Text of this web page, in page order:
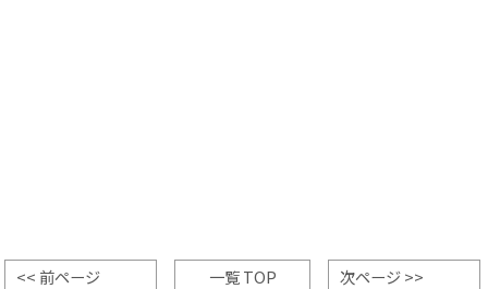
<< 前ページ 一覧 TOP 次ページ >>